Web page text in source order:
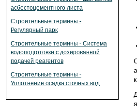
асбестоцементного листа
Строительные термины -
Регулярный парк
Строительные термины - Система
водоподготовки с дозированной
подачей реагентов
Строительные термины -
Уплотнение осадка сточных вод